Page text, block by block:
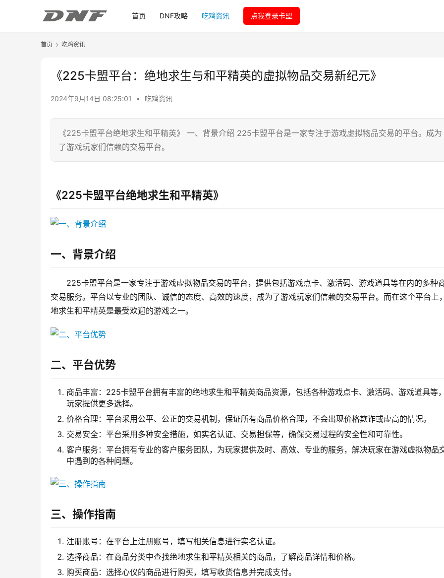
首页 DNF攻略 吃鸡资讯 点我登录卡盟
首页 吃鸡资讯
《225卡盟平台：绝地求生与和平精英的虚拟物品交易新纪元》
2024年9月14日 08:25:01 • 吃鸡资讯
《225卡盟平台绝地求生和平精英》 一、背景介绍 225卡盟平台是一家专注于游戏虚拟物品交易的平台。成为
了游戏玩家们信赖的交易平台。
《225卡盟平台绝地求生和平精英》
一、背景介绍
225卡盟平台是一家专注于游戏虚拟物品交易的平台，提供包括游戏点卡、激活码、游戏道具等在内的多种
交易服务。平台以专业的团队、诚信的态度、高效的速度，成为了游戏玩家们信赖的交易平台。而在这个平台上
地求生和平精英是最受欢迎的游戏之一。
二、平台优势
商品丰富：225卡盟平台拥有丰富的绝地求生和平精英商品资源，包括各种游戏点卡、激活码、游戏道具等
玩家提供更多选择。
价格合理：平台采用公平、公正的交易机制，保证所有商品价格合理，不会出现价格欺诈或虚高的情况。
交易安全：平台采用多种安全措施，如实名认证、交易担保等，确保交易过程的安全性和可靠性。
客户服务：平台拥有专业的客户服务团队，为玩家提供及时、高效、专业的服务，解决玩家在游戏虚拟物品
中遇到的各种问题。
三、操作指南
注册账号：在平台上注册账号，填写相关信息进行实名认证。
选择商品：在商品分类中查找绝地求生和平精英相关的商品，了解商品详情和价格。
购买商品：选择心仪的商品进行购买，填写收货信息并完成支付。